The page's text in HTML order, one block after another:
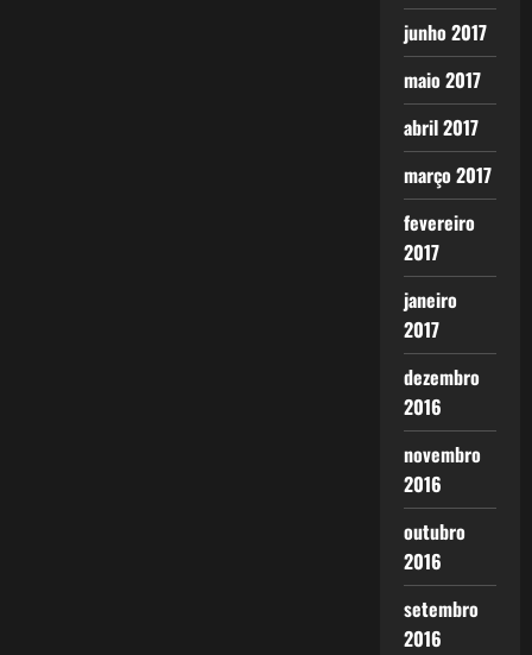
junho 2017
maio 2017
abril 2017
março 2017
fevereiro
2017
janeiro
2017
dezembro
2016
novembro
2016
outubro
2016
setembro
2016